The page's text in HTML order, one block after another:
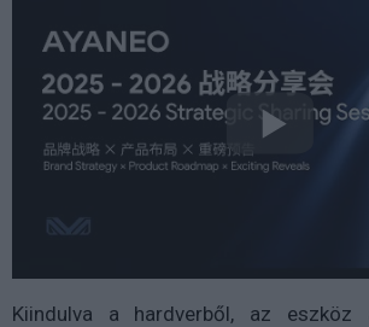
Kiindulva a hardverből, az eszköz